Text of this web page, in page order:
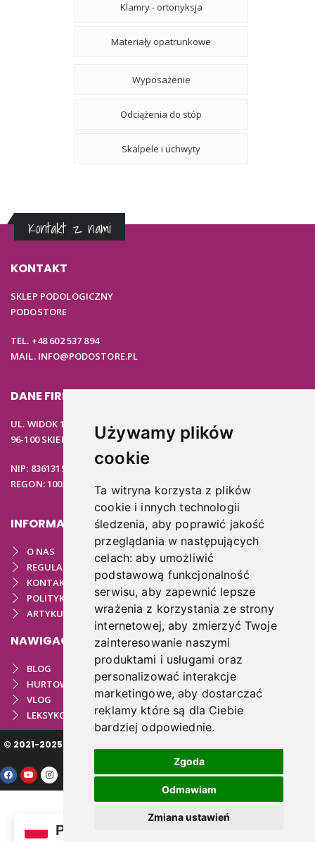
Używamy plików
cookie
Ta witryna korzysta z plików
cookie i innych technologii
śledzenia, aby poprawić jakość
przeglądania w następujących
celach:aby umożliwić
podstawową funkcjonalność
serwisu,aby zapewnić lepsze
wrażenia z korzystania ze strony
internetowej,aby zmierzyć Twoje
zainteresowanie naszymi
produktami i usługami oraz
personalizować interakcje
marketingowe,aby dostarczać
reklamy które są dla Ciebie
bardziej odpowiednie.
Zgoda
Odmawiam
Zmiana ustawień
Klamry - ortonyksja
Materiały opatrunkowe
Wyposażenie
Odciążenia do stóp
Skalpele i uchwyty
Kontakt z nami
KONTAKT
SKLEP PODOLOGICZNY
PODOSTORE
TEL. +48 602 537 894
MAIL. INFO@PODOSTORE.PL
DANE FIRMOWE
UL. WIDOK 15B
96-100 SKIERNIEWICE
NIP: 8361319313
REGON: 100297020
INFORMACJE
O NAS
REGULAMIN
KONTAKT
POLITYKA PRYWATNOŚCI
ARTYKUŁY PODOLOGICZNE
NAWIGACJA
BLOG
HURTOWNIA
VLOG
LEKSYKON PODOLOGICZNY
© 2021-2025 COPYRIGHT PODOSTORE.PL | REALIZACJA:
PL